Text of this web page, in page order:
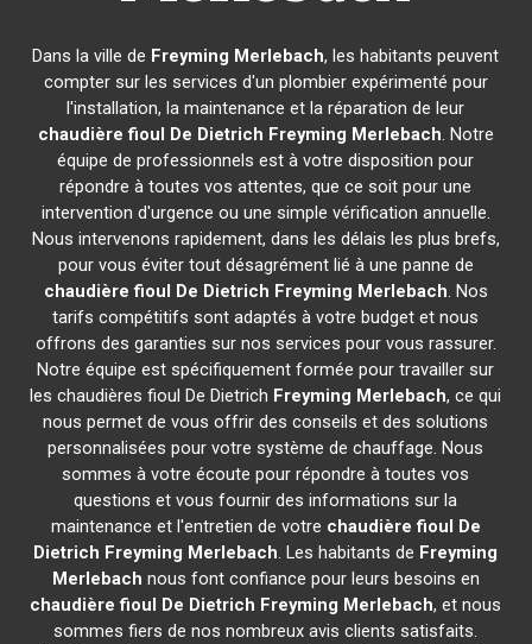
Dans la ville de Freyming Merlebach, les habitants peuvent
compter sur les services d'un plombier expérimenté pour
l'installation, la maintenance et la réparation de leur
chaudière fioul De Dietrich Freyming Merlebach. Notre
équipe de professionnels est à votre disposition pour
répondre à toutes vos attentes, que ce soit pour une
intervention d'urgence ou une simple vérification annuelle.
Nous intervenons rapidement, dans les délais les plus brefs,
pour vous éviter tout désagrément lié à une panne de
chaudière fioul De Dietrich Freyming Merlebach. Nos
tarifs compétitifs sont adaptés à votre budget et nous
offrons des garanties sur nos services pour vous rassurer.
Notre équipe est spécifiquement formée pour travailler sur
les chaudières fioul De Dietrich Freyming Merlebach, ce qui
nous permet de vous offrir des conseils et des solutions
personnalisées pour votre système de chauffage. Nous
sommes à votre écoute pour répondre à toutes vos
questions et vous fournir des informations sur la
maintenance et l'entretien de votre chaudière fioul De
Dietrich Freyming Merlebach. Les habitants de Freyming
Merlebach nous font confiance pour leurs besoins en
chaudière fioul De Dietrich Freyming Merlebach, et nous
sommes fiers de nos nombreux avis clients satisfaits.